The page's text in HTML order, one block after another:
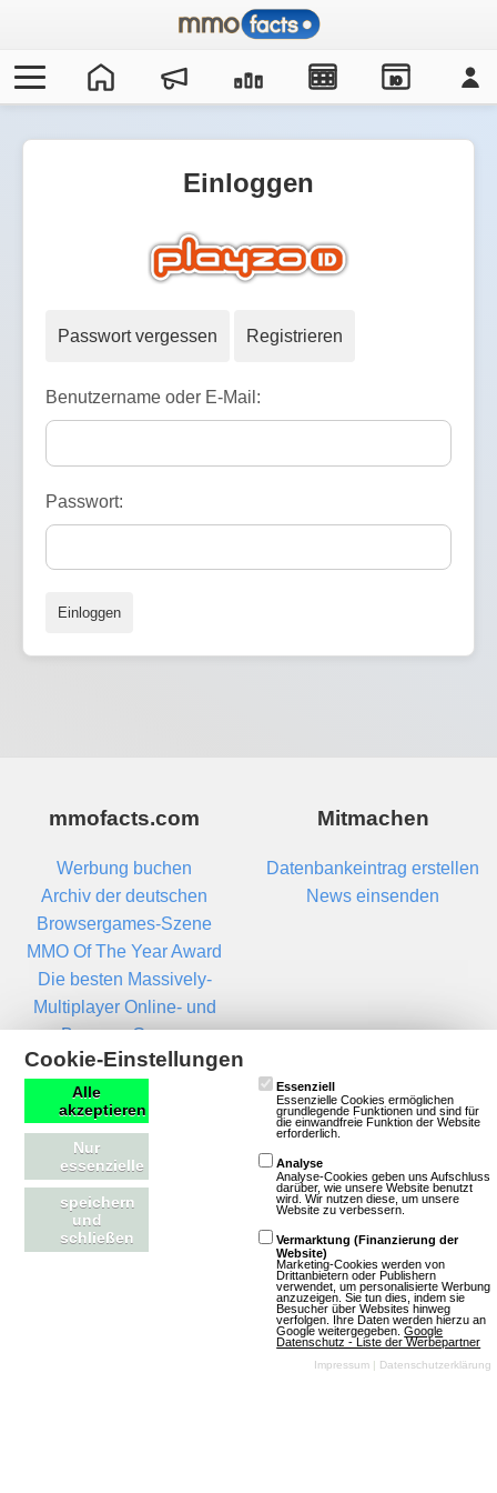
IO
Einloggen
Passwort vergessen Registrieren
Benutzername oder E-Mail:
Passwort:
Einloggen
mmofacts.com
Werbung buchen
Archiv der deutschen
Browsergames-Szene
MMO Of The Year Award
Die besten Massively-
Multiplayer Online- und
Browser-Games
Mitmachen
Datenbankeintrag erstellen
News einsenden
RSS Feeds
Neue Spiele in der
Cookie-Einstellungen
Alle
akzeptieren
Nur
essenzielle
speichern
und
schließen
Essenziell
Essenzielle Cookies ermöglichen
grundlegende Funktionen und sind für
die einwandfreie Funktion der Website
erforderlich.
Analyse
Analyse-Cookies geben uns Aufschluss
darüber, wie unsere Website benutzt
wird. Wir nutzen diese, um unsere
Website zu verbessern.
Vermarktung (Finanzierung der
Website)
Marketing-Cookies werden von
Drittanbietern oder Publishern
verwendet, um personalisierte Werbung
anzuzeigen. Sie tun dies, indem sie
Besucher über Websites hinweg
verfolgen. Ihre Daten werden hierzu an
Google weitergegeben.Google
Datenschutz - Liste der Werbepartner
Impressum | Datenschutzerklärung